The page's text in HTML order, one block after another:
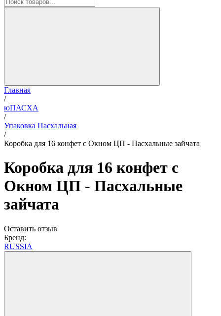
Главная
/
юПАСХА
/
Упаковка Пасхальная
/
Коробка для 16 конфет с Окном ЦП - Пасхальные зайчата
Коробка для 16 конфет с
Окном ЦП - Пасхальные
зайчата
Оставить отзыв
Бренд:
RUSSIA